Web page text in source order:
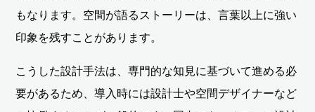
もなります。空間が語るストーリーは、言葉以上に強い
印象を残すことがあります。
こうした設計手法は、専門的な知見に基づいて進める必
要があるため、導入時には設計士や空間デザイナーなど